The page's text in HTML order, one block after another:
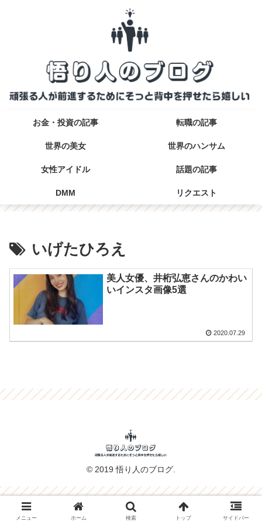
お金・投資の記事 転職の記事
世界の美女 世界のハンサム
女性アイドル 話題の記事
DMM リクエスト
いげたひろえ
美人女優、井桁弘恵さんのかわい
いインスタ画像5選
2020.07.29
© 2019 悟り人のブログ.
メニュー ホーム 検索 トップ サイドバー